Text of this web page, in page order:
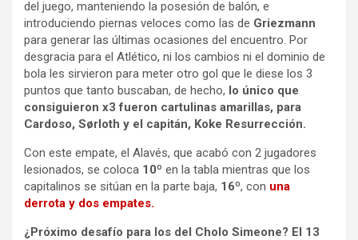
del juego, manteniendo la posesión de balón, e
introduciendo piernas veloces como las de Griezmann
para generar las últimas ocasiones del encuentro. Por
desgracia para el Atlético, ni los cambios ni el dominio de
bola les sirvieron para meter otro gol que le diese los 3
puntos que tanto buscaban, de hecho, lo único que
consiguieron x3 fueron cartulinas amarillas, para
Cardoso, Sørloth y el capitán, Koke Resurrección.
Con este empate, el Alavés, que acabó con 2 jugadores
lesionados, se coloca 10º en la tabla mientras que los
capitalinos se sitúan en la parte baja, 16º, con una
derrota y dos empates.
¿Próximo desafío para los del Cholo Simeone? El 13